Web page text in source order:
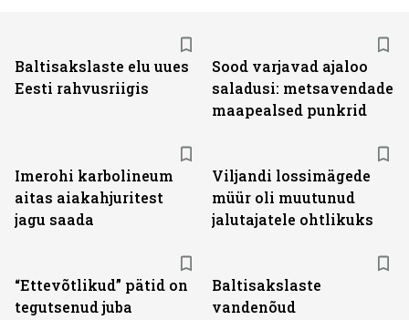
Baltisakslaste elu uues
Eesti rahvusriigis
Sood varjavad ajaloo
saladusi: metsavendade
maapealsed punkrid
Imerohi karbolineum
aitas aiakahjuritest
jagu saada
Viljandi lossimägede
müür oli muutunud
jalutajatele ohtlikuks
“Ettevõtlikud” pätid on
tegutsenud juba
Baltisakslaste
vandenõud